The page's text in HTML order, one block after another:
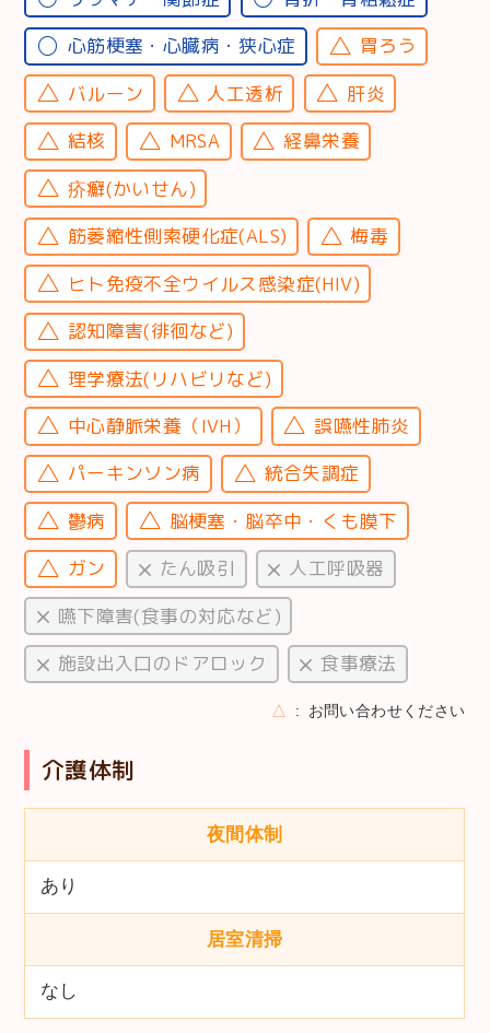
心筋梗塞・心臓病・狭心症
胃ろう
バルーン
人工透析
肝炎
結核
MRSA
経鼻栄養
疥癬(かいせん)
筋萎縮性側索硬化症(ALS)
梅毒
ヒト免疫不全ウイルス感染症(HIV)
認知障害(徘徊など)
理学療法(リハビリなど)
中心静脈栄養（IVH）
誤嚥性肺炎
パーキンソン病
統合失調症
鬱病
脳梗塞・脳卒中・くも膜下
ガン
たん吸引
人工呼吸器
嚥下障害(食事の対応など)
施設出入口のドアロック
食事療法
△ お問い合わせください
介護体制
夜間体制
あり
居室清掃
なし